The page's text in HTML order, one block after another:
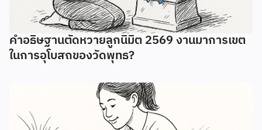
คำอธิษฐานตัดหวายลูกนิมิต 2569 งานมาการเขต
ในการอุโบสถของวัดพุทธ?